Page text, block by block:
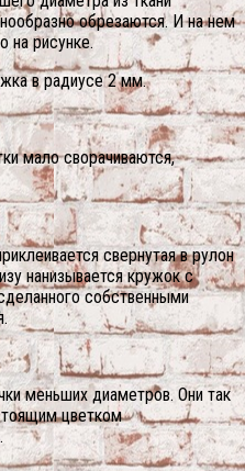
обрезаются. И на нем
на рисунке.
в радиусе 2 мм.
мало сворачиваются,
свернутая в рулон
нанизывается кружок с
собственными
меньших диаметров. Они так
цветком